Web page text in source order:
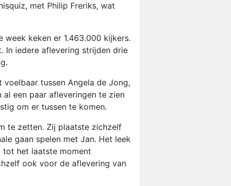
met Philip Freriks, wat
week keken er 1.463.000 kijkers.
In iedere aflevering strijden drie
tussen Angela de Jong,
al een paar afleveringen te zien
om er tussen te komen.
te zetten. Zij plaatste zichzelf
gaan spelen met Jan. Het leek
tot het laatste moment
ook voor de aflevering van